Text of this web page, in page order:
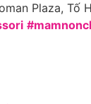
Plaza, Tố